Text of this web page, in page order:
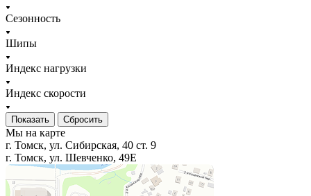
Сезонность
Шипы
Индекс нагрузки
Индекс скорости
Сбросить
Мы на карте
г. Томск, ул. Сибирская, 40 ст. 9
г. Томск, ул. Шевченко, 49Е